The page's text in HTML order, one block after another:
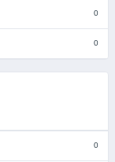
0
0
0